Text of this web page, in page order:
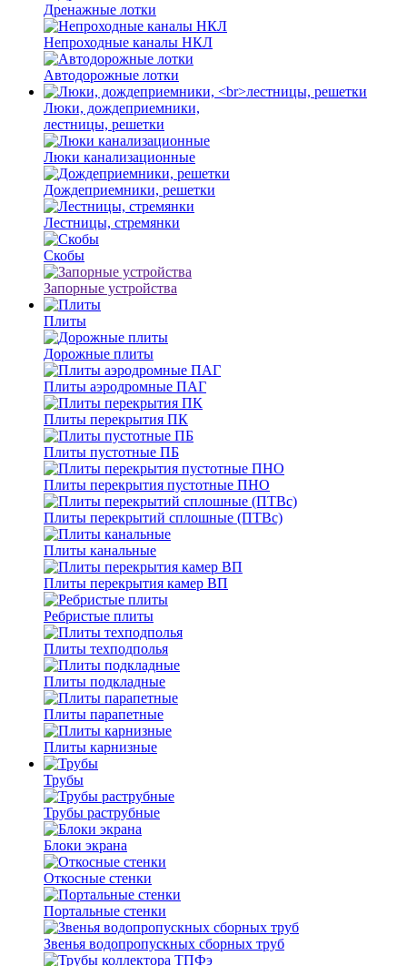
Дренажные лотки
Непроходные каналы НКЛ
Автодорожные лотки
Люки, дождеприемники,
лестницы, решетки
Люки канализационные
Дождеприемники, решетки
Лестницы, стремянки
Скобы
Запорные устройства
Плиты
Дорожные плиты
Плиты аэродромные ПАГ
Плиты перекрытия ПК
Плиты пустотные ПБ
Плиты перекрытия пустотные ПНО
Плиты перекрытий сплошные (ПТВс)
Плиты канальные
Плиты перекрытия камер ВП
Ребристые плиты
Плиты техподполья
Плиты подкладные
Плиты парапетные
Плиты карнизные
Трубы
Трубы раструбные
Блоки экрана
Откосные стенки
Портальные стенки
Звенья водопропускных сборных труб